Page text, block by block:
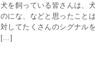
犬を飼っている皆さんは、
のにな、などと思ったこと
対してたくさんのシグナル
[…]